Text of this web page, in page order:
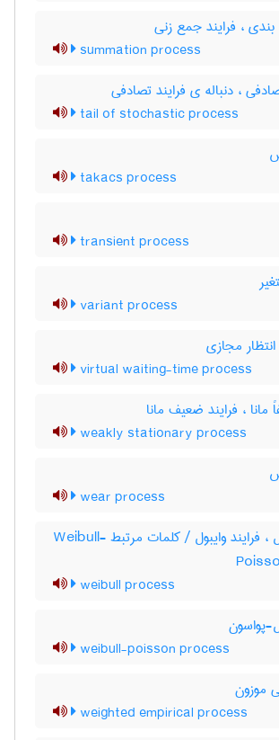
، فرایند جمع زنی
summation process
، دنباله ی فرایند تصادفی
tail of stochastic process
takacs process
transient process
variant process
مجازی
virtual waiting-time process
مانا ، فرایند ضعیف مانا
weakly stationary process
wear process
فرایند وایبول ، فرایند وایبول / کلمات مرتبط Weibull-
weibull process
پواسون
weibull-poisson process
موزون
weighted empirical process